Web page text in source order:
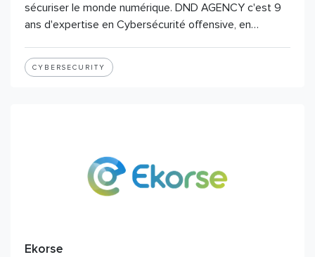
sécuriser le monde numérique. DND AGENCY c'est 9
ans d'expertise en Cybersécurité offensive, en…
CYBERSECURITY
Ekorse